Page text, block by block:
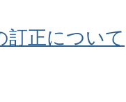
訂正について